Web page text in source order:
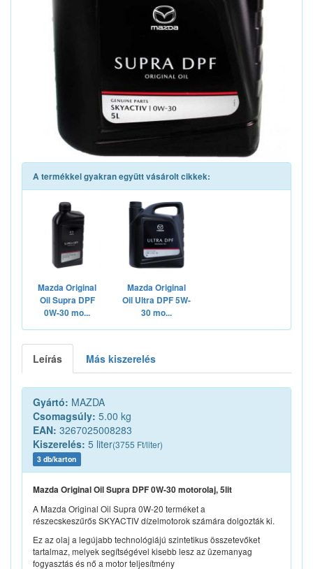
A termékkel gyakran együtt vásárolt cikkek:
Mazda Original
Oil Supra DPF
0W-30 mo...
Mazda Original
Oil Ultra DPF 5W-
30 mo...
Leírás Más kiszerelés
Gyártó: MAZDA
Csomagsúly: 5.00 kg
EAN: 3267025008283
Kiszerelés: 5 liter(3755 Ft/liter)
3 db/karton
Mazda Original Oil Supra DPF 0W-30 motorolaj, 5lit
A Mazda Original Oil Supra 0W-20 terméket a
részecskeszűrős SKYACTIV dízelmotorok számára dolgozták ki.
Ez az olaj a legújabb technológiájú szintetikus összetevőket
tartalmaz, melyek segítségével kisebb lesz az üzemanyag
fogyasztás és nő a motor teljesítmény